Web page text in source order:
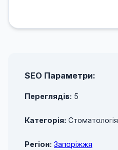
SEO Параметри:
Переглядів: 5
Категорія: Стоматологія
Регіон: Запоріжжя